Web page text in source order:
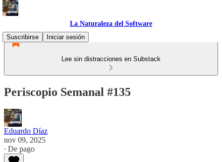
La Naturaleza del Software
Suscribirse
Iniciar sesión
Lee sin distracciones en Substack
Periscopio Semanal #135
Eduardo Díaz
nov 09, 2025
∙ De pago